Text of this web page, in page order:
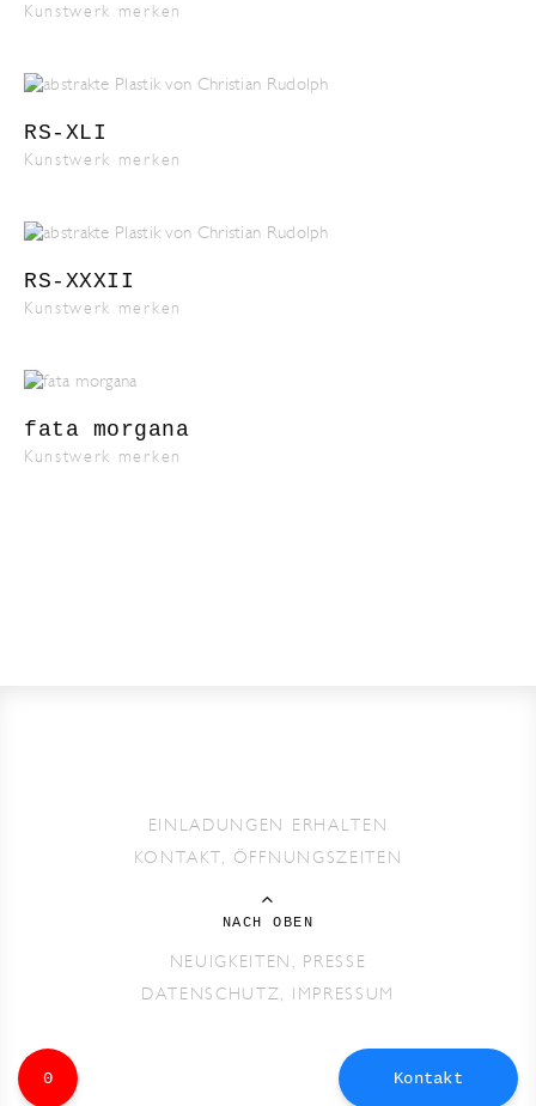
0
Kunstwerk merken
Kunstwerk merken
RS-XLI
Kunstwerk merken
RS-XXXII
Kunstwerk merken
fata morgana
EINLADUNGEN ERHALTEN
KONTAKT, ÖFFNUNGSZEITEN
NEUIGKEITEN, PRESSE
DATENSCHUTZ, IMPRESSUM
NACH OBEN
Kontakt